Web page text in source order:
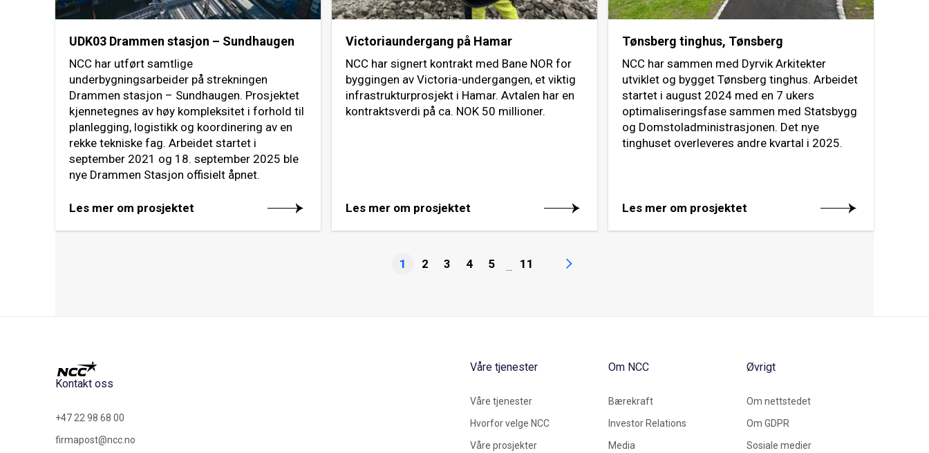
UDK03 Drammen stasjon – Sundhaugen
NCC har utført samtlige
underbygningsarbeider på strekningen
Drammen stasjon – Sundhaugen. Prosjektet
kjennetegnes av høy kompleksitet i forhold til
planlegging, logistikk og koordinering av en
rekke tekniske fag. Arbeidet startet i
september 2021 og 18. september 2025 ble
nye Drammen Stasjon offisielt åpnet.
Les mer om prosjektet
Victoriaundergang på Hamar
NCC har signert kontrakt med Bane NOR for
byggingen av Victoria-undergangen, et viktig
infrastrukturprosjekt i Hamar. Avtalen har en
kontraktsverdi på ca. NOK 50 millioner.
Les mer om prosjektet
Tønsberg tinghus, Tønsberg
NCC har sammen med Dyrvik Arkitekter
utviklet og bygget Tønsberg tinghus. Arbeidet
startet i august 2024 med en 7 ukers
optimaliseringsfase sammen med Statsbygg
og Domstoladministrasjonen. Det nye
tinghuset overleveres andre kvartal i 2025.
Les mer om prosjektet
1 2 3 4 5 ... 11
Kontakt oss
+47 22 98 68 00
firmapost@ncc.no
Våre tjenester
Våre tjenester
Hvorfor velge NCC
Våre prosjekter
Om NCC
Bærekraft
Investor Relations
Media
Øvrigt
Om nettstedet
Om GDPR
Sosiale medier